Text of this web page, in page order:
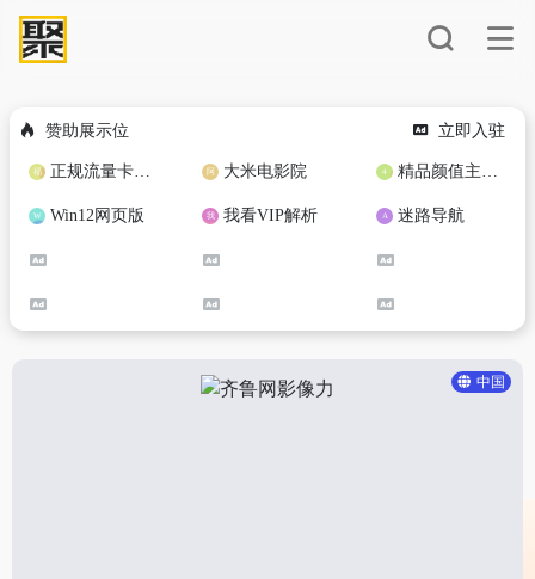
赞助展示位 立即入驻
正规流量卡免费加盟合作 大米电影院 精品颜值主播定制
Win12网页版 我看VIP解析 迷路导航
中国